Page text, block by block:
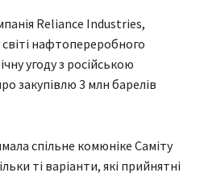
Reliance Industries,
нафтопереробного
угоду з російською
закупівлю 3 млн барелів
спільне комюніке Саміту
ті варіанти, які прийнятні